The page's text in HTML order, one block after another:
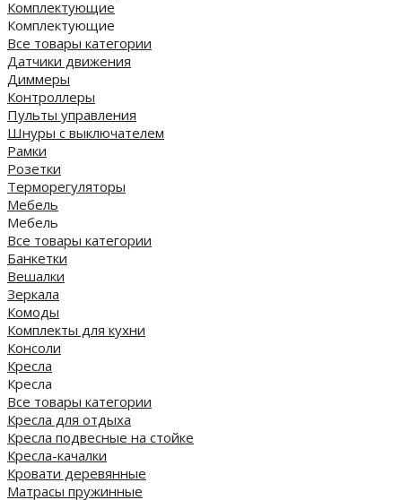
Комплектующие
Комплектующие
Все товары категории
Датчики движения
Диммеры
Контроллеры
Пульты управления
Шнуры с выключателем
Рамки
Розетки
Терморегуляторы
Мебель
Мебель
Все товары категории
Банкетки
Вешалки
Зеркала
Комоды
Комплекты для кухни
Консоли
Кресла
Кресла
Все товары категории
Кресла для отдыха
Кресла подвесные на стойке
Кресла-качалки
Кровати деревянные
Матрасы пружинные